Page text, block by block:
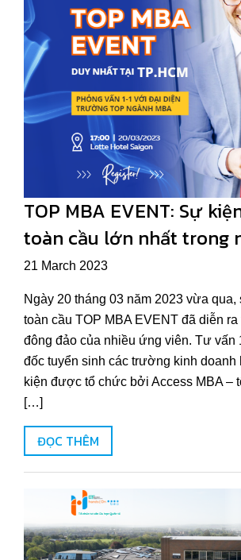
TOP MBA EVENT: Sự
toàn cầu lớn nhất trong
21 March 2023
Ngày 20 tháng 03 năm 2023 vừa qua,
toàn cầu TOP MBA EVENT đã diễn
đông đảo của nhiều ứng viên. Tư vấn
đốc tuyển sinh các trường kinh doanh
kiện được tổ chức bởi Access MBA –
[…]
ĐỌC THÊM